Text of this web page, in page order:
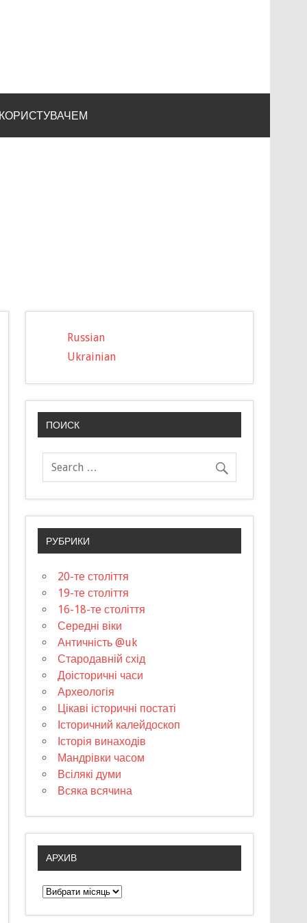
Russian
Ukrainian
ПОИСК
РУБРИКИ
20-те століття
19-те століття
16-18-те століття
Середні віки
Античність @uk
Стародавній схід
Доісторичні часи
Археологія
Цікаві історичні постаті
Історичний калейдоскоп
Історія винаходів
Мандрівки часом
Всілякі думи
Всяка всячина
АРХИВ
А
р
х